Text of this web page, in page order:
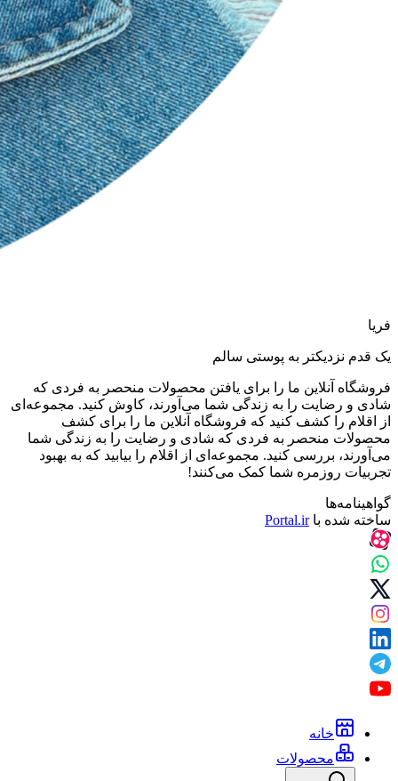
فریا
یک قدم نزدیکتر به پوستی سالم
فروشگاه آنلاین ما را برای یافتن محصولات منحصر به فردی که
شادی و رضایت را به زندگی شما می‌آورند، کاوش کنید. مجموعه‌ای
از اقلام را کشف کنید که فروشگاه آنلاین ما را برای کشف
محصولات منحصر به فردی که شادی و رضایت را به زندگی شما
می‌آورند، بررسی کنید. مجموعه‌ای از اقلام را بیابید که به بهبود
تجربیات روزمره شما کمک می‌کنند!
گواهینامه‌ها
ساخته شده باPortal.ir
خانه
محصولات